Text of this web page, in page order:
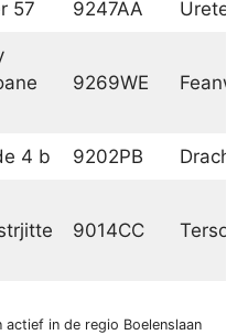
57 9247AA Ureterp
9269WE
4 b 9202PB
9014CC Tersoal
actief in de regio Boelenslaan